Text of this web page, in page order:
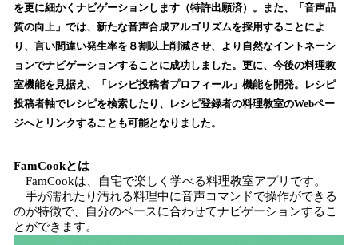
で
す
を更に細かくナビゲーションします（特許出願済）。また、「音声品
質の向上」では、新たな音声合成アルゴリズムを採用することによ
り、言い間違い発生率を８割以上削減させ、より自然なイントネーシ
ョンでナビゲーションすることに成功しました。更に、今後の料理教
室機能を見据え、「レシピ投稿者プロフィール」機能を開発。レシピ
投稿者軸でレシピを検索したり、レシピ登録者の料理教室のWebペー
ジへとリンクすることも可能となりました。
FamCookとは
FamCookは、自宅で楽しく学べる料理教室アプリです。
手が濡れたり汚れる料理中に音声コマンドで操作ができる
のが特徴で、自分のペースに合わせてナビゲーションするこ
とができます。